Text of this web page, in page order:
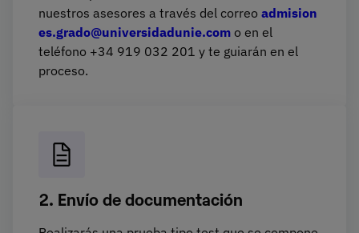
nuestros asesores a través del correo admision
es.grado@universidadunie.com o en el
teléfono +34 919 032 201 y te guiarán en el
proceso.
2. Envío de documentación